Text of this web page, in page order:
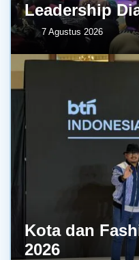
Leadership
7 Agustus 2026
Kota dan
2026